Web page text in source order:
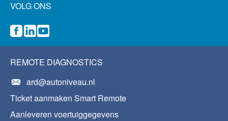
VOLG ONS
REMOTE DIAGNOSTICS
ard@autoniveau.nl
Ticket aanmaken Smart Remote
Aanleveren voertuiggegevens